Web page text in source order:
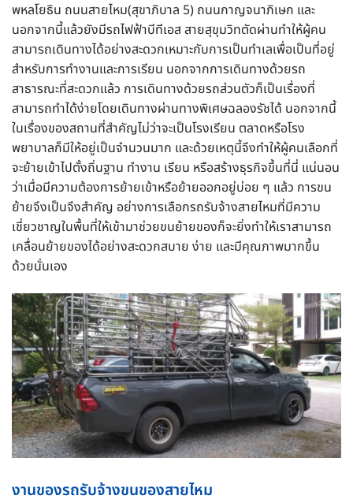
พหลโยธิน ถนนสายไหม(สุขาภิบาล 5) ถนนกาญจนาภิเษก และ
นอกจากนี้แล้วยังมีรถไฟฟ้าบีทีเอส สายสุขุมวิทตัดผ่านทำให้ผู้คน
สามารถเดินทางได้อย่างสะดวกเหมาะกับการเป็นทำเลเพื่อเป็นที่อยู่
สำหรับการทำงานและการเรียน นอกจากการเดินทางด้วยรถ
สาธารณะที่สะดวกแล้ว การเดินทางด้วยรถส่วนตัวก็เป็นเรื่องที่
สามารถทำได้ง่ายโดยเดินทางผ่านทางพิเศษฉลองรัชได้ นอกจากนี้
ในเรื่องของสถานที่สำคัญไม่ว่าจะเป็นโรงเรียน ตลาดหรือโรง
พยาบาลก็มีให้อยู่เป็นจำนวนมาก และด้วยเหตุนี้จึงทำให้ผู้คนเลือกที่
จะย้ายเข้าไปตั้งถิ่นฐาน ทำงาน เรียน หรือสร้างธุรกิจขึ้นที่นี่ แน่นอน
ว่าเมื่อมีความต้องการย้ายเข้าหรือย้ายออกอยู่บ่อย ๆ แล้ว การขน
ย้ายจึงเป็นจึงสำคัญ อย่างการเลือกรถรับจ้างสายไหมที่มีความ
เชี่ยวชาญในพื้นที่ให้เข้ามาช่วยขนย้ายของก็จะยิ่งทำให้เราสามารถ
เคลื่อนย้ายของได้อย่างสะดวกสบาย ง่าย และมีคุณภาพมากขึ้น
ด้วยนั่นเอง
งานของรถรับจ้างขนของสายไหม